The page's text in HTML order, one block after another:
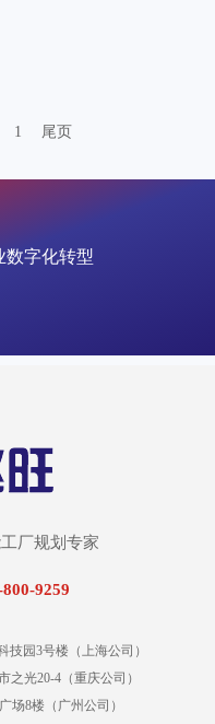
1 尾页
数字化转型
厂规划专家
9259
技园3号楼（上海公司）
之光20-4（重庆公司）
场8楼（广州公司）